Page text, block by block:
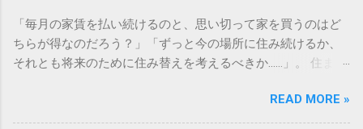
計画 資産形成の目的は、単に「お金を増やすこと」だけでは
ありません。真の目的は、ライフイベント（結婚、住宅購
入、教育、老後など）に必要な資金を確保し、人生の選択肢
の価値は目減りします。預金だけで資産を管理していると、
「毎月の家賃を払い続けるのと、思い切って家を買うのはど
ちらが得なのだろう？」「ずっと今の場所に住み続けるか、
それとも将来のために住み替えを考えるべきか……」。 住まい
毎月の固定費として家計に大きく影響するからこそ、慎重に
判断したいものですよね。しかし、周囲の意見や世間の常識
READ MORE »